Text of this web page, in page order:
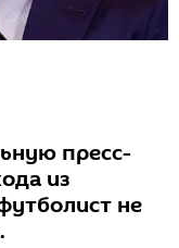
пресс-
из
не